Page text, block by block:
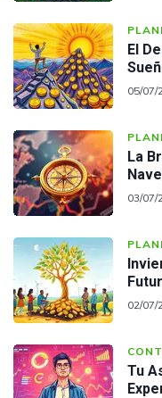
El
05/07/
La
03/07/
02/07/
Tu